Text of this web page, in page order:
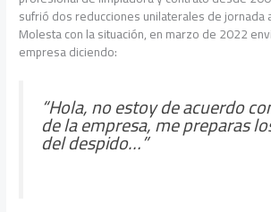
sufrió dos reducciones unilaterales de jornada
Molesta con la situación, en marzo de 2022
empresa diciendo:
“Hola, no estoy de acuerdo
de la empresa, me preparas
del despido…”